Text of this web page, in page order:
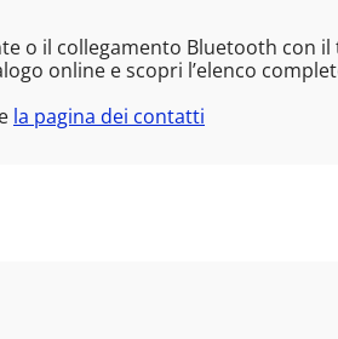
o il collegamento Bluetooth con il
online e scopri l’elenco
la pagina dei contatti